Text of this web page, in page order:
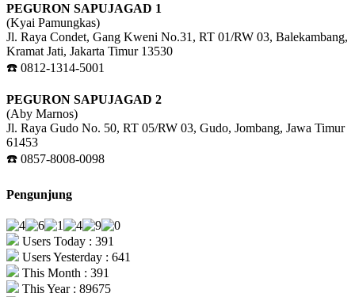
PEGURON SAPUJAGAD 1
(Kyai Pamungkas)
Jl. Raya Condet, Gang Kweni No.31, RT 01/RW 03, Balekambang,
Kramat Jati, Jakarta Timur 13530
☎️ 0812-1314-5001
PEGURON SAPUJAGAD 2
(Aby Marnos)
Jl. Raya Gudo No. 50, RT 05/RW 03, Gudo, Jombang, Jawa Timur
61453
☎️ 0857-8008-0098
Pengunjung
Users Today : 391
Users Yesterday : 641
This Month : 391
This Year : 89675